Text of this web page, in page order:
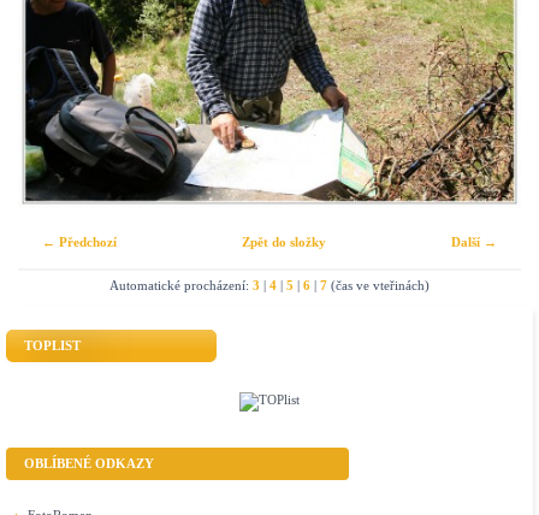
← Předchozí Další →
Zpět do složky
Automatické procházení: 3 | 4 | 5 | 6 | 7 (čas ve vteřinách)
TOPLIST
OBLÍBENÉ ODKAZY